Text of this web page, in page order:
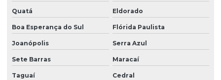
Quatá Eldorado
Boa Esperança do Sul Flórida Paulista
Joanópolis Serra Azul
Sete Barras Maracaí
Taguaí Cedral